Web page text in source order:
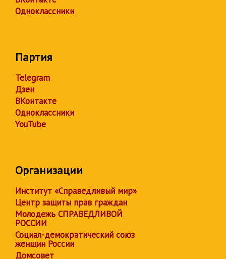
Одноклассники
Партия
Telegram
Дзен
ВКонтакте
Одноклассники
YouTube
Организации
Институт «Справедливый мир»
Центр защиты прав граждан
Молодежь СПРАВЕДЛИВОЙ
РОССИИ
Социал-демократический союз
женщин России
Домсовет